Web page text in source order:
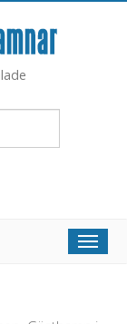
Toggle